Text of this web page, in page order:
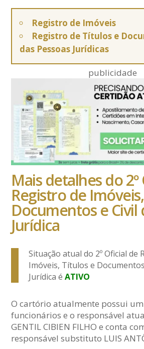
Registro de Imóveis
Registro de Títulos e
das Pessoas Jurídicas
publicidade
Mais detalhes do
Registro de
Documentos e Civil
Jurídica
Situação atual do 2º Oficial de
Imóveis, Títulos e
Jurídica éATIVO
O cartório atualmente possui
funcionários e o responsável
GENTIL CIBIEN FILHO e conta
responsável substituto LUIS